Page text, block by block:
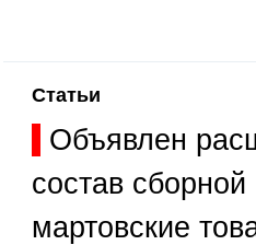
Статьи
Объявлен
состав
мартовские